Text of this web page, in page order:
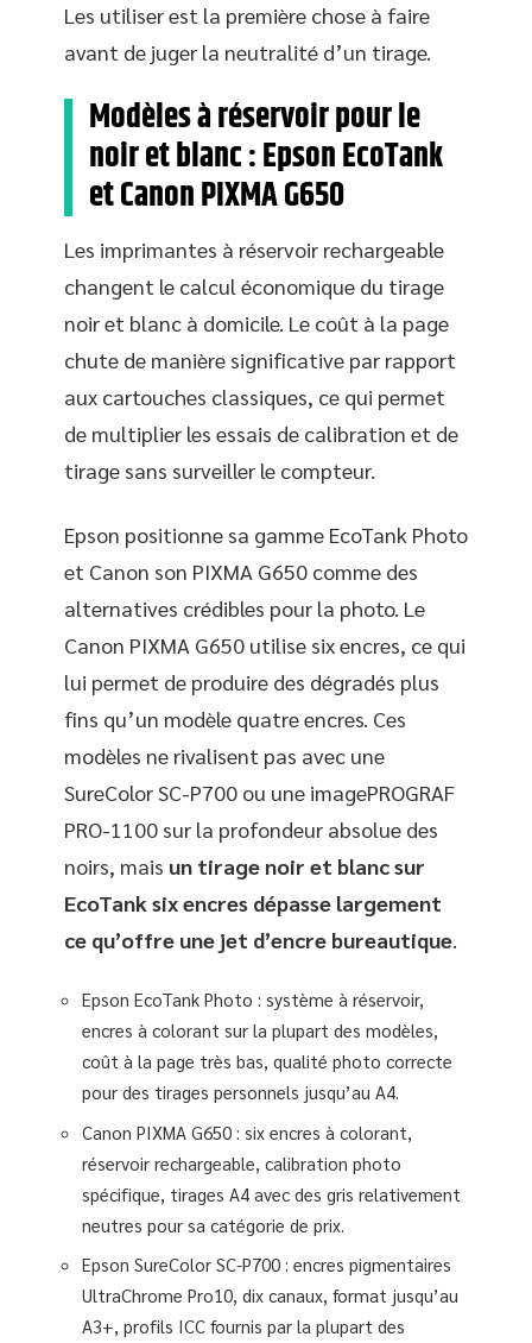
Les utiliser est la première chose à faire
avant de juger la neutralité d’un tirage.
Modèles à réservoir pour le
noir et blanc : Epson EcoTank
et Canon PIXMA G650
Les imprimantes à réservoir rechargeable
changent le calcul économique du tirage
noir et blanc à domicile. Le coût à la page
chute de manière significative par rapport
aux cartouches classiques, ce qui permet
de multiplier les essais de calibration et de
tirage sans surveiller le compteur.
Epson positionne sa gamme EcoTank Photo
et Canon son PIXMA G650 comme des
alternatives crédibles pour la photo. Le
Canon PIXMA G650 utilise six encres, ce qui
lui permet de produire des dégradés plus
fins qu’un modèle quatre encres. Ces
modèles ne rivalisent pas avec une
SureColor SC-P700 ou une imagePROGRAF
PRO-1100 sur la profondeur absolue des
noirs, mais un tirage noir et blanc sur
EcoTank six encres dépasse largement
ce qu’offre une jet d’encre bureautique.
Epson EcoTank Photo : système à réservoir,
encres à colorant sur la plupart des modèles,
coût à la page très bas, qualité photo correcte
pour des tirages personnels jusqu’au A4.
Canon PIXMA G650 : six encres à colorant,
réservoir rechargeable, calibration photo
spécifique, tirages A4 avec des gris relativement
neutres pour sa catégorie de prix.
Epson SureColor SC-P700 : encres pigmentaires
UltraChrome Pro10, dix canaux, format jusqu’au
A3+, profils ICC fournis par la plupart des